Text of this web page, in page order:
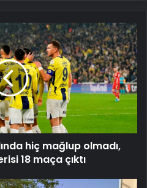
hiç mağlup olmadı,
18 maça çıktı